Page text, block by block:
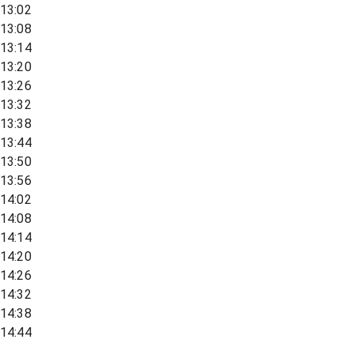
13:02
13:08
13:14
13:20
13:26
13:32
13:38
13:44
13:50
13:56
14:02
14:08
14:14
14:20
14:26
14:32
14:38
14:44